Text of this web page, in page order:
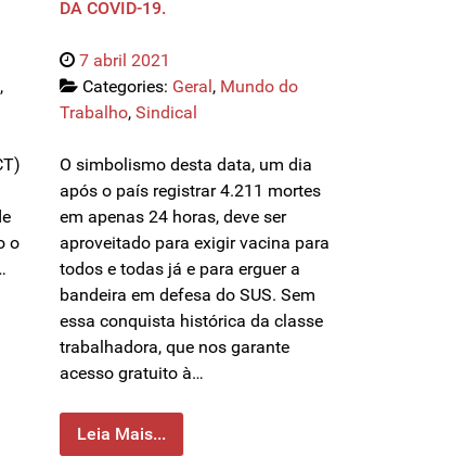
o
DA COVID-19.
7 abril 2021
Categories: Geral , Mundo do
Trabalho, Sindical
O simbolismo desta data, um dia
após o país registrar 4.211 mortes
em apenas 24 horas, deve ser
aproveitado para exigir vacina para
todos e todas já e para erguer a
bandeira em defesa do SUS. Sem
essa conquista histórica da classe
trabalhadora, que nos garante
acesso gratuito à…
Leia Mais...